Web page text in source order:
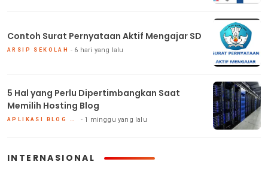
Contoh Surat Pernyataan Aktif Mengajar SD
ARSIP SEKOLAH 6 hari yang lalu
5 Hal yang Perlu Dipertimbangkan Saat
Memilih Hosting Blog
1 minggu yang lalu
INTERNASIONAL